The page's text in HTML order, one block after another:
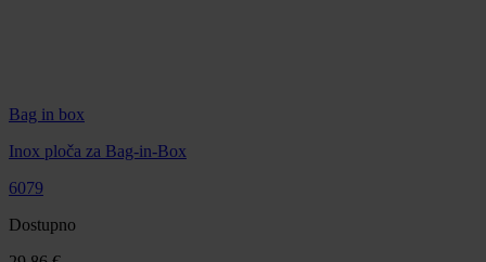
Bag in box
Inox ploča za Bag‑in‑Box
6079
Dostupno